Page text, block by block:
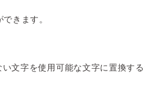
きます。
文字を使用可能な文字に置換す